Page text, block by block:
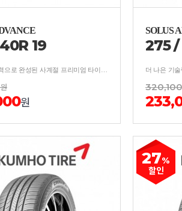
40R 19
원
원
SOLUS
275/
320,100
27%
할인